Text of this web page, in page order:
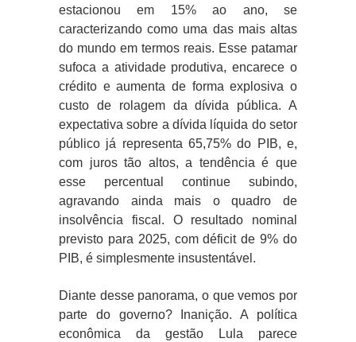
estacionou em 15% ao ano, se
caracterizando como uma das mais altas
do mundo em termos reais. Esse patamar
sufoca a atividade produtiva, encarece o
crédito e aumenta de forma explosiva o
custo de rolagem da dívida pública. A
expectativa sobre a dívida líquida do setor
público já representa 65,75% do PIB, e,
com juros tão altos, a tendência é que
esse percentual continue subindo,
agravando ainda mais o quadro de
insolvência fiscal. O resultado nominal
previsto para 2025, com déficit de 9% do
PIB, é simplesmente insustentável.
Diante desse panorama, o que vemos por
parte do governo? Inanição. A política
econômica da gestão Lula parece